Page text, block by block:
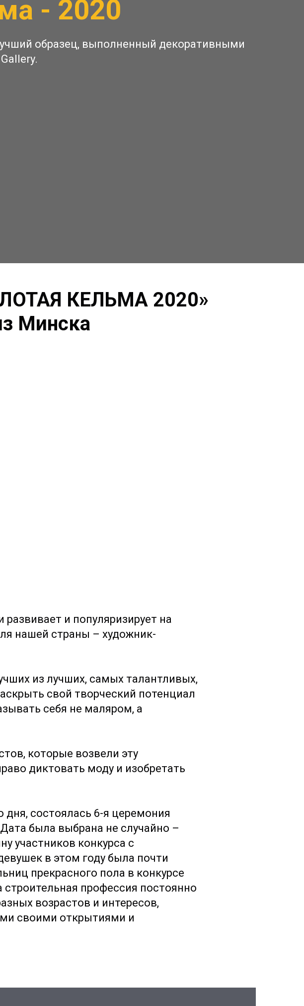
- 2020
образец, выполненный декоративными
КЕЛЬМА 2020»
Минска
и популяризирует на
нашей страны – художник-
из лучших, самых талантливых,
свой творческий потенциал
себя не маляром, а
которые возвели эту
диктовать моду и изобретать
состоялась 6-я церемония
была выбрана не случайно –
участников конкурса с
в этом году была почти
прекрасного пола в конкурсе
профессия постоянно
возрастов и интересов,
своими открытиями и